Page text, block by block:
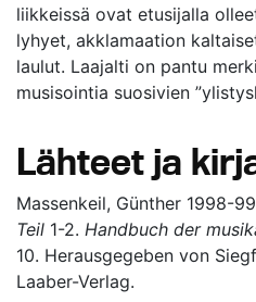
liikkeissä ovat etusijalla
lyhyet, akklamaation
laulut. Laajalti on pantu
musisointia suosivien
Lähteet ja
Massenkeil, Günther 1998-
Teil 1-2. Handbuch der
10. Herausgegeben von
Laaber-Verlag.